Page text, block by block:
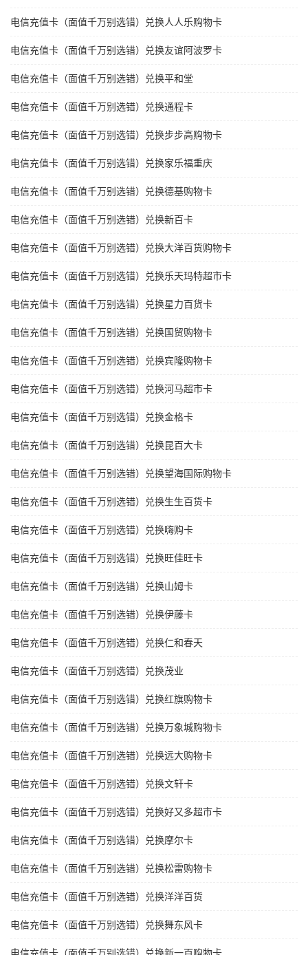
电信充值卡（面值千万别选错）兑换人人乐购物卡
电信充值卡（面值千万别选错）兑换友谊阿波罗卡
电信充值卡（面值千万别选错）兑换平和堂
电信充值卡（面值千万别选错）兑换通程卡
电信充值卡（面值千万别选错）兑换步步高购物卡
电信充值卡（面值千万别选错）兑换家乐福重庆
电信充值卡（面值千万别选错）兑换德基购物卡
电信充值卡（面值千万别选错）兑换新百卡
电信充值卡（面值千万别选错）兑换大洋百货购物卡
电信充值卡（面值千万别选错）兑换乐天玛特超市卡
电信充值卡（面值千万别选错）兑换星力百货卡
电信充值卡（面值千万别选错）兑换国贸购物卡
电信充值卡（面值千万别选错）兑换宾隆购物卡
电信充值卡（面值千万别选错）兑换河马超市卡
电信充值卡（面值千万别选错）兑换金格卡
电信充值卡（面值千万别选错）兑换昆百大卡
电信充值卡（面值千万别选错）兑换望海国际购物卡
电信充值卡（面值千万别选错）兑换生生百货卡
电信充值卡（面值千万别选错）兑换嗨购卡
电信充值卡（面值千万别选错）兑换旺佳旺卡
电信充值卡（面值千万别选错）兑换山姆卡
电信充值卡（面值千万别选错）兑换伊藤卡
电信充值卡（面值千万别选错）兑换仁和春天
电信充值卡（面值千万别选错）兑换茂业
电信充值卡（面值千万别选错）兑换红旗购物卡
电信充值卡（面值千万别选错）兑换万象城购物卡
电信充值卡（面值千万别选错）兑换远大购物卡
电信充值卡（面值千万别选错）兑换文轩卡
电信充值卡（面值千万别选错）兑换好又多超市卡
电信充值卡（面值千万别选错）兑换摩尔卡
电信充值卡（面值千万别选错）兑换松雷购物卡
电信充值卡（面值千万别选错）兑换洋洋百货
电信充值卡（面值千万别选错）兑换舞东风卡